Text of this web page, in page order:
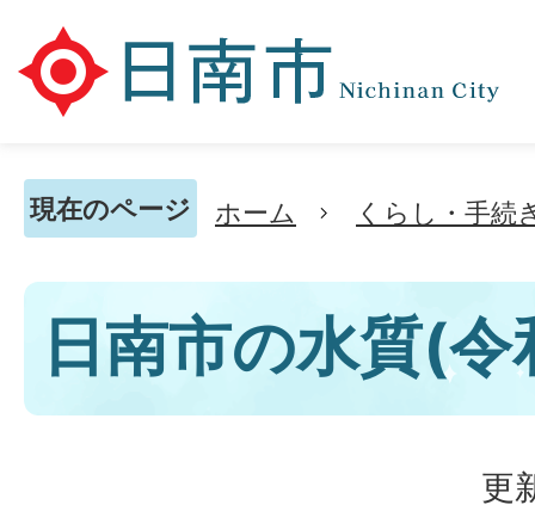
現在のページ ホーム くらし・手続
日南市の水質(
更